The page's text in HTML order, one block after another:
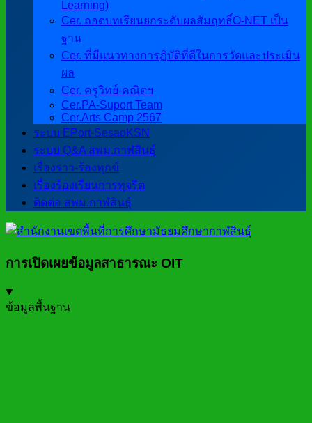
Learning)
Cer. ถอดบทเรียนยกระดับผลสัมฤทธิ์O-NET เป็น
ฐาน
Cer. ที่มีแนวทางการฏิบัติที่ดีในการวัดและประเมิน
ผล
Cer. ครูวิทย์-คณิตฯ
Cer.PA-Suport Team
Cer.Arts Camp 2567
ระบบ EPort-SesaoKSN
ระบบ Q&A สพม.กาฬสินธุ์
เรื่องราว-ร้องทุกข์
เรื่องร้องเรียนการทุจริต
ติดต่อ สพม.กาฬสินธุ์
การเปิดเผยข้อมูลสาธารณะ OIT
ข้อมูลพื้นฐาน